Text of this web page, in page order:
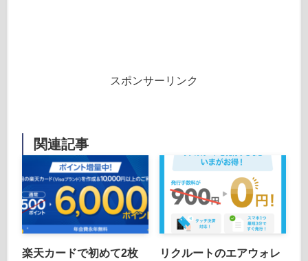
スポンサーリンク
関連記事
楽天カードで初めて2枚
リクルートのエアウォレ